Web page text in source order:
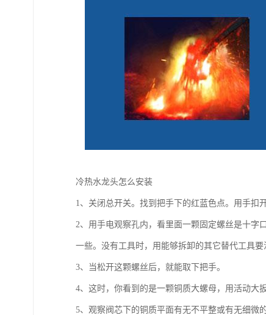
冷热水龙头怎么安装
1、关闭总开关。找到把手下的红蓝色点。用手扣
2、用手电观察孔内，看里面一颗固定螺丝是十字
一些。没有工具时，用能够拆卸的其它替代工具要
3、当松开这颗螺丝后，就能取下把手。
4、这时，你看到的是一颗铜质大螺母，用活动大
5、观察阀芯下的铜质平面有无不平整或有无细微